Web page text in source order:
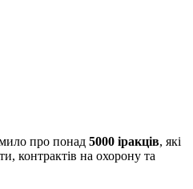
про понад 5000 іракців, які
контрактів на охорону та